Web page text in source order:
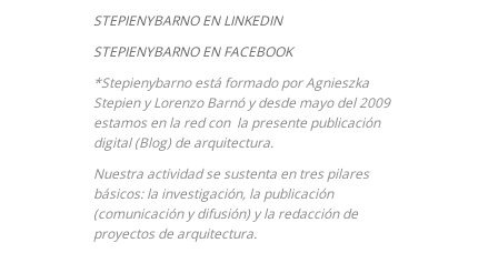
STEPIENYBARNO EN LINKEDIN
STEPIENYBARNO EN FACEBOOK
*Stepienybarno está formado por Agnieszka
Stepien y Lorenzo Barnó y desde mayo del 2009
estamos en la red con la presente publicación
digital (Blog) de arquitectura.
Nuestra actividad se sustenta en tres pilares
básicos: la investigación, la publicación
(comunicación y difusión) y la redacción de
proyectos de arquitectura.